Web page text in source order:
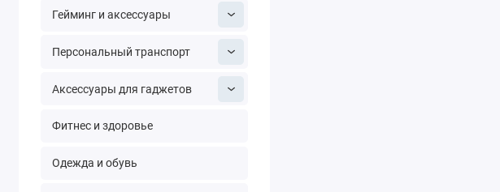
Гейминг и аксессуары
Персональный транспорт
Аксессуары для гаджетов
Фитнес и здоровье
Одежда и обувь